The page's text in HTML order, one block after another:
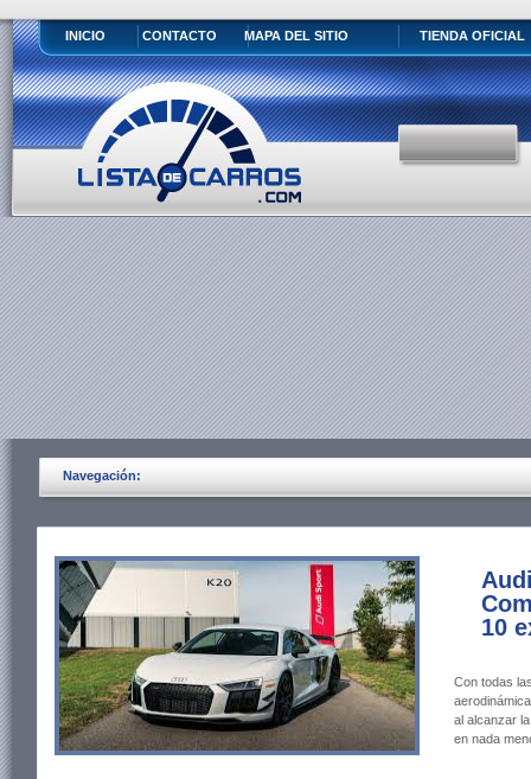
INICIO CONTACTO MAPA DEL SITIO TIENDA OFICIAL
Navegación:
10
Con todas
al alcanzar
en nada